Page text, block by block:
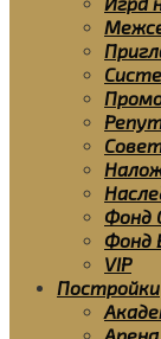
Фонд
Фонд
VIP
Постройки